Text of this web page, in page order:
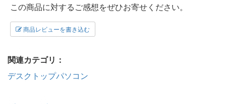
この商品に対するご感想をぜひお寄せください。
商品レビューを書き込む
関連カテゴリ：
デスクトップパソコン